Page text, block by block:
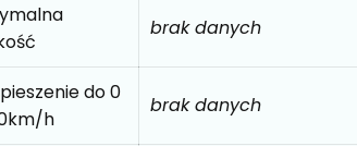
brak danych
do 0
h
brak danych